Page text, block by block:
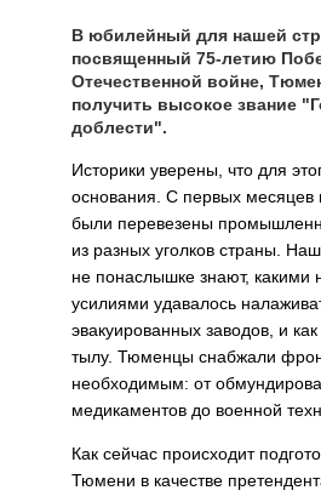
В юбилейный для нашей
посвященный 75-летию
Отечественной войне,
получить высокое звание
доблести".
Историки уверены, что для
основания. С первых
были перевезены
из разных уголков страны.
не понаслышке знают, какими
усилиями удавалось
эвакуированных заводов, и
тылу. Тюменцы снабжали
необходимым: от
медикаментов до военной
Как сейчас происходит
Тюмени в качестве